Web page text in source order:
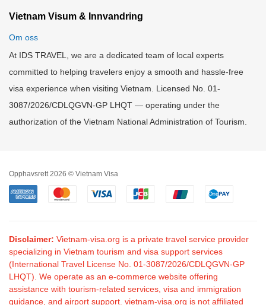
Vietnam Visum & Innvandring
Om oss
At IDS TRAVEL, we are a dedicated team of local experts
committed to helping travelers enjoy a smooth and hassle-free
visa experience when visiting Vietnam. Licensed No. 01-
3087/2026/CDLQGVN-GP LHQT — operating under the
authorization of the Vietnam National Administration of Tourism.
Opphavsrett 2026 © Vietnam Visa
Disclaimer: Vietnam-visa.org is a private travel service provider
specializing in Vietnam tourism and visa support services
(International Travel License No. 01-3087/2026/CDLQGVN-GP
LHQT). We operate as an e-commerce website offering
assistance with tourism-related services, visa and immigration
guidance, and airport support. vietnam-visa.org is not affiliated